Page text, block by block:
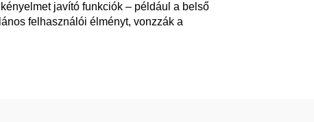
javító funkciók – például a belső
felhasználói élményt, vonzzák a